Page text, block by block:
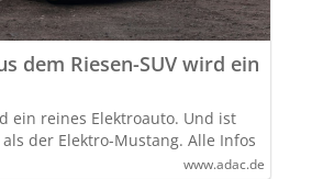
dem Riesen-SUV wird ein
ein reines Elektroauto. Und ist
der Elektro-Mustang. Alle Infos
www.adac.de